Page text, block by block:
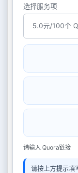
选择服务项
请输入 Quora链接
请按上方提示填